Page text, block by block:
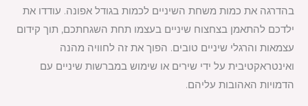
בהדרגה את כמות משחת השיניים לכמות בגודל אפונה. עודדו את
ילדכם להתאמן בצחצוח שיניים בעצמו תחת השגחתכם, תוך קידום
עצמאות והרגלי שיניים טובים. הפוך את זה לחוויה מהנה
ואינטראקטיבית על ידי שירים או שימוש במברשות שיניים עם
הדמויות האהובות עליהם.